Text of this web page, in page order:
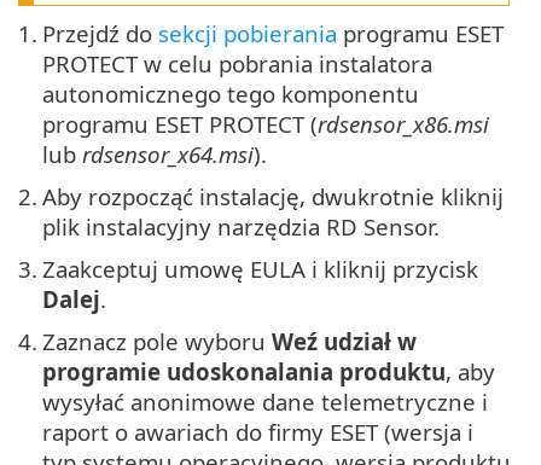
1. Przejdź do sekcji pobierania programu ESET
PROTECT w celu pobrania instalatora
autonomicznego tego komponentu
programu ESET PROTECT (rdsensor_x86.msi
lub rdsensor_x64.msi).
2. Aby rozpocząć instalację, dwukrotnie kliknij
plik instalacyjny narzędzia RD Sensor.
3. Zaakceptuj umowę EULA i kliknij przycisk
Dalej.
4. Zaznacz pole wyboru Weź udział w
programie udoskonalania produktu, aby
wysyłać anonimowe dane telemetryczne i
raport o awariach do firmy ESET (wersja i